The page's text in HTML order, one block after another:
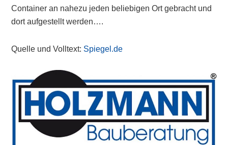
Container an nahezu jeden beliebigen Ort gebracht und
dort aufgestellt werden….
Quelle und Volltext: Spiegel.de
Primary
Sidebar